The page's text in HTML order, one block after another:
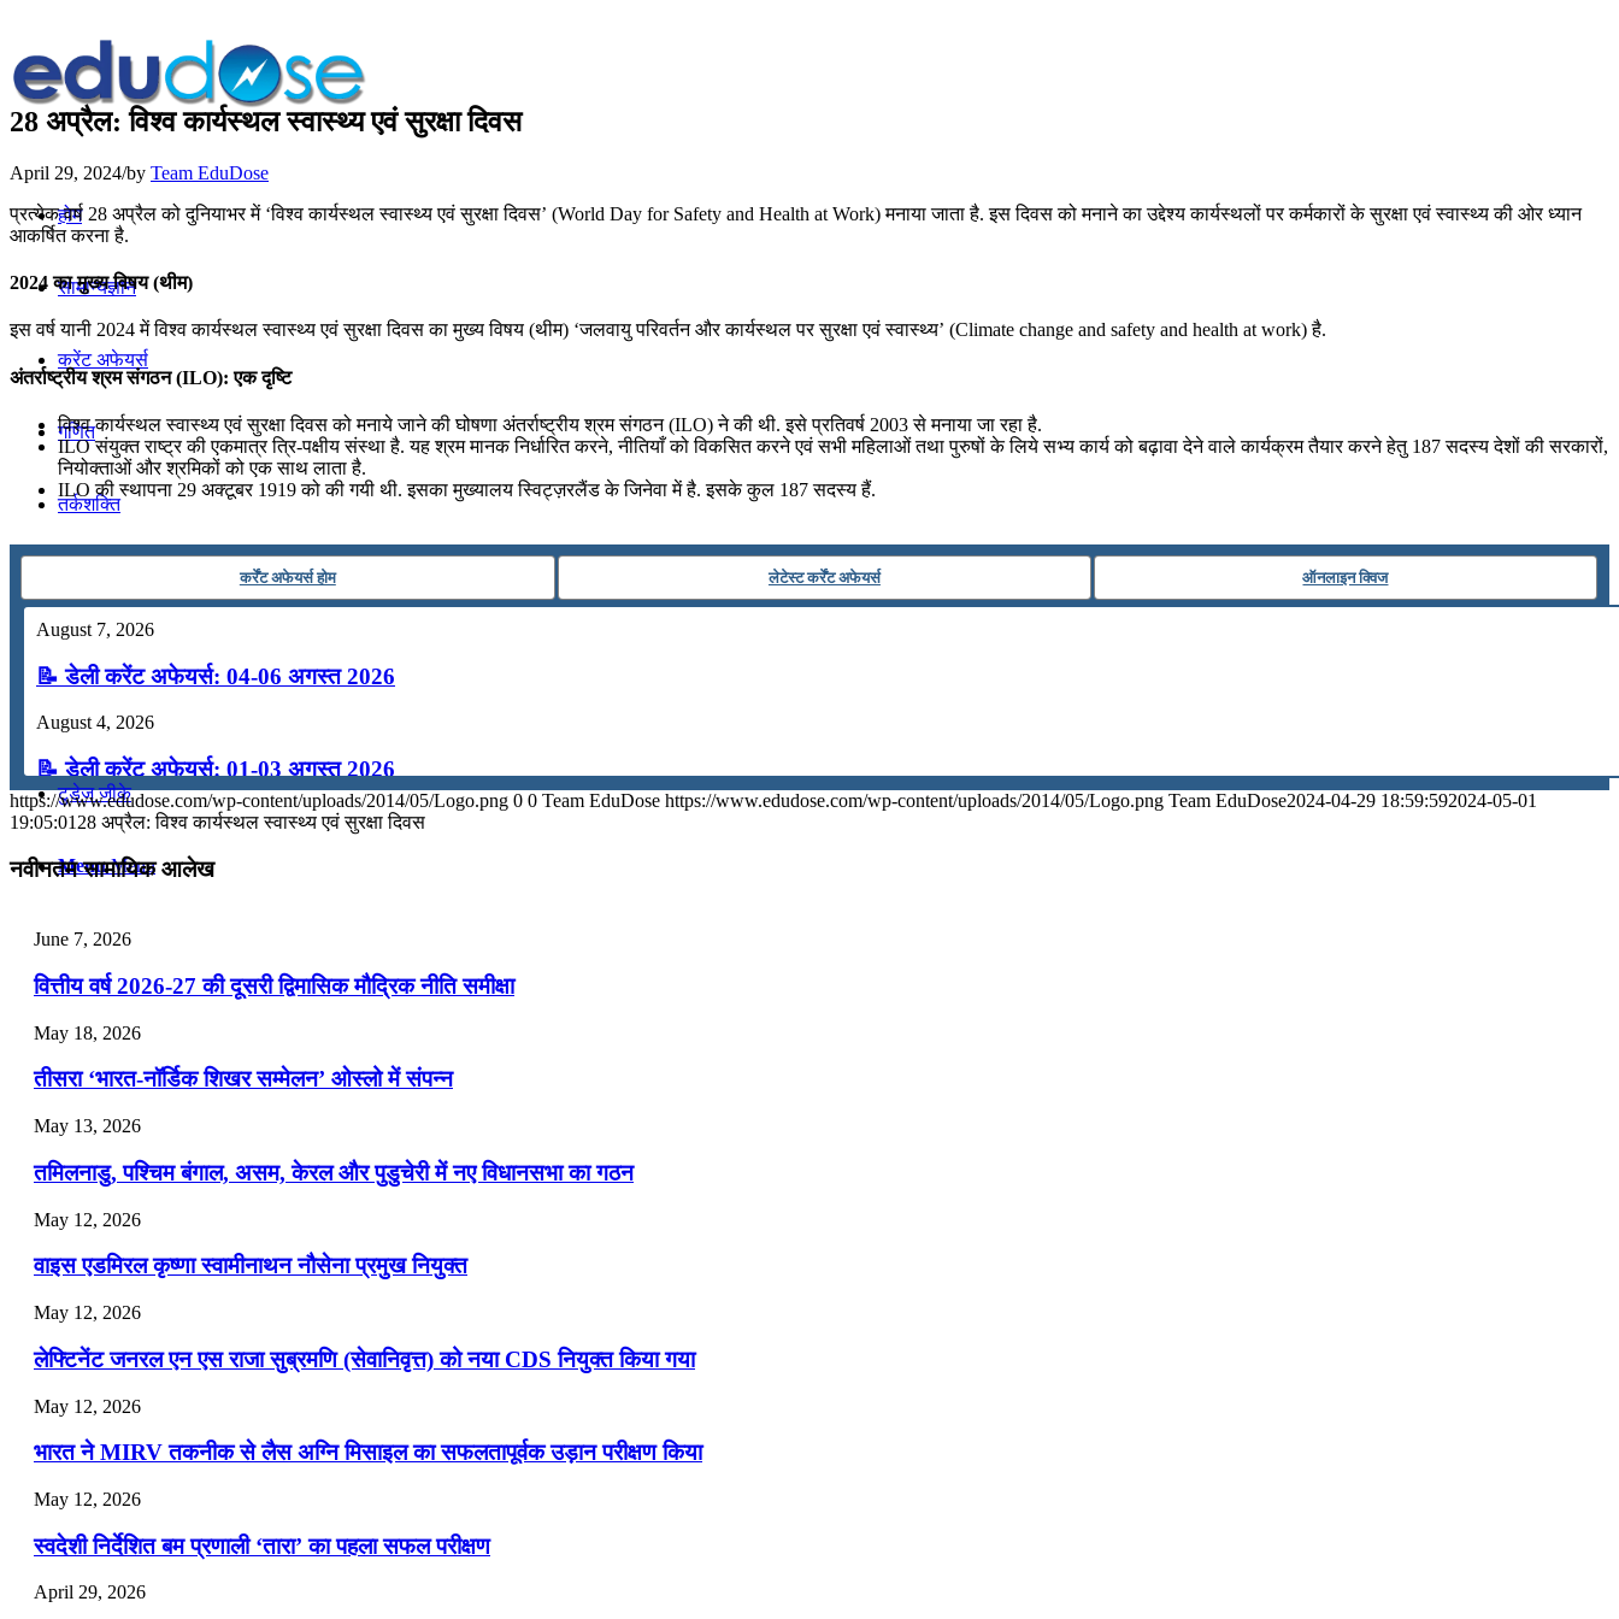
होम
सामान्यज्ञान
करेंट अफेयर्स
गणित
तर्कशक्ति
मॉक टेस्ट
टुडेज जीके
Menu Menu
28 अप्रैल: विश्व कार्यस्थल स्वास्थ्य एवं सुरक्षा दिवस
April 29, 2024/by Team EduDose
प्रत्येक वर्ष 28 अप्रैल को दुनियाभर में ‘विश्व कार्यस्थल स्वास्थ्य एवं सुरक्षा दिवस’ (World Day for Safety and Health at Work) मनाया जाता है. इस दिवस को मनाने का उद्देश्य कार्यस्थलों पर कर्मकारों के सुरक्षा एवं स्वास्थ्य की ओर ध्यान
आकर्षित करना है.
2024 का मुख्य विषय (थीम)
इस वर्ष यानी 2024 में विश्व कार्यस्थल स्वास्थ्य एवं सुरक्षा दिवस का मुख्य विषय (थीम) ‘जलवायु परिवर्तन और कार्यस्थल पर सुरक्षा एवं स्वास्थ्य’ (Climate change and safety and health at work) है.
अंतर्राष्ट्रीय श्रम संगठन (ILO): एक दृष्टि
विश्व कार्यस्थल स्वास्थ्य एवं सुरक्षा दिवस को मनाये जाने की घोषणा अंतर्राष्ट्रीय श्रम संगठन (ILO) ने की थी. इसे प्रतिवर्ष 2003 से मनाया जा रहा है.
ILO संयुक्त राष्ट्र की एकमात्र त्रि-पक्षीय संस्था है. यह श्रम मानक निर्धारित करने, नीतियाँ को विकसित करने एवं सभी महिलाओं तथा पुरुषों के लिये सभ्य कार्य को बढ़ावा देने वाले कार्यक्रम तैयार करने हेतु 187 सदस्य देशों की सरकारों,
नियोक्ताओं और श्रमिकों को एक साथ लाता है.
ILO की स्थापना 29 अक्टूबर 1919 को की गयी थी. इसका मुख्यालय स्विट्ज़रलैंड के जिनेवा में है. इसके कुल 187 सदस्य हैं.
कर्रेंट अफेयर्स होम लेटेस्ट कर्रेंट अफेयर्स ऑनलाइन क्विज
August 7, 2026
📝 डेली करेंट अफेयर्स: 04-06 अगस्त 2026
August 4, 2026
📝 डेली करेंट अफेयर्स: 01-03 अगस्त 2026
July 31, 2026
📝 डेली करेंट अफेयर्स: 28-31 जुलाई 2026
📝 डेली करेंट अफेयर्स: 25-27 जुलाई 2026
July 25, 2026
📝 डेली करेंट अफेयर्स: 22-24 जुलाई 2026
July 22, 2026
📝 डेली करेंट अफेयर्स: 19-21 जुलाई 2026
July 19, 2026
📝 डेली करेंट अफेयर्स: 16-18 जुलाई 2026
https://www.edudose.com/wp-content/uploads/2014/05/Logo.png 0 0 Team EduDose https://www.edudose.com/wp-content/uploads/2014/05/Logo.png Team EduDose2024-04-29 18:59:592024-05-01
19:05:01 28 अप्रैल: विश्व कार्यस्थल स्वास्थ्य एवं सुरक्षा दिवस
नवीनतम सामायिक आलेख
June 7, 2026
वित्तीय वर्ष 2026-27 की दूसरी द्विमासिक मौद्रिक नीति समीक्षा
May 18, 2026
तीसरा ‘भारत-नॉर्डिक शिखर सम्मेलन’ ओस्लो में संपन्न
May 13, 2026
तमिलनाडु, पश्चिम बंगाल, असम, केरल और पुडुचेरी में नए विधानसभा का गठन
May 12, 2026
वाइस एडमिरल कृष्णा स्वामीनाथन नौसेना प्रमुख नियुक्त
May 12, 2026
लेफ्टिनेंट जनरल एन एस राजा सुब्रमणि (सेवानिवृत्त) को नया CDS नियुक्त किया गया
May 12, 2026
भारत ने MIRV तकनीक से लैस अग्नि मिसाइल का सफलतापूर्वक उड़ान परीक्षण किया
May 12, 2026
स्वदेशी निर्देशित बम प्रणाली ‘तारा’ का पहला सफल परीक्षण
April 29, 2026